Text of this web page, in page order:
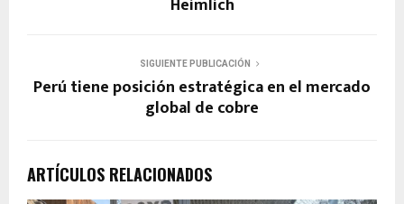
Heimlich
SIGUIENTE PUBLICACIÓN
Perú tiene posición estratégica en el mercado
global de cobre
ARTÍCULOS RELACIONADOS